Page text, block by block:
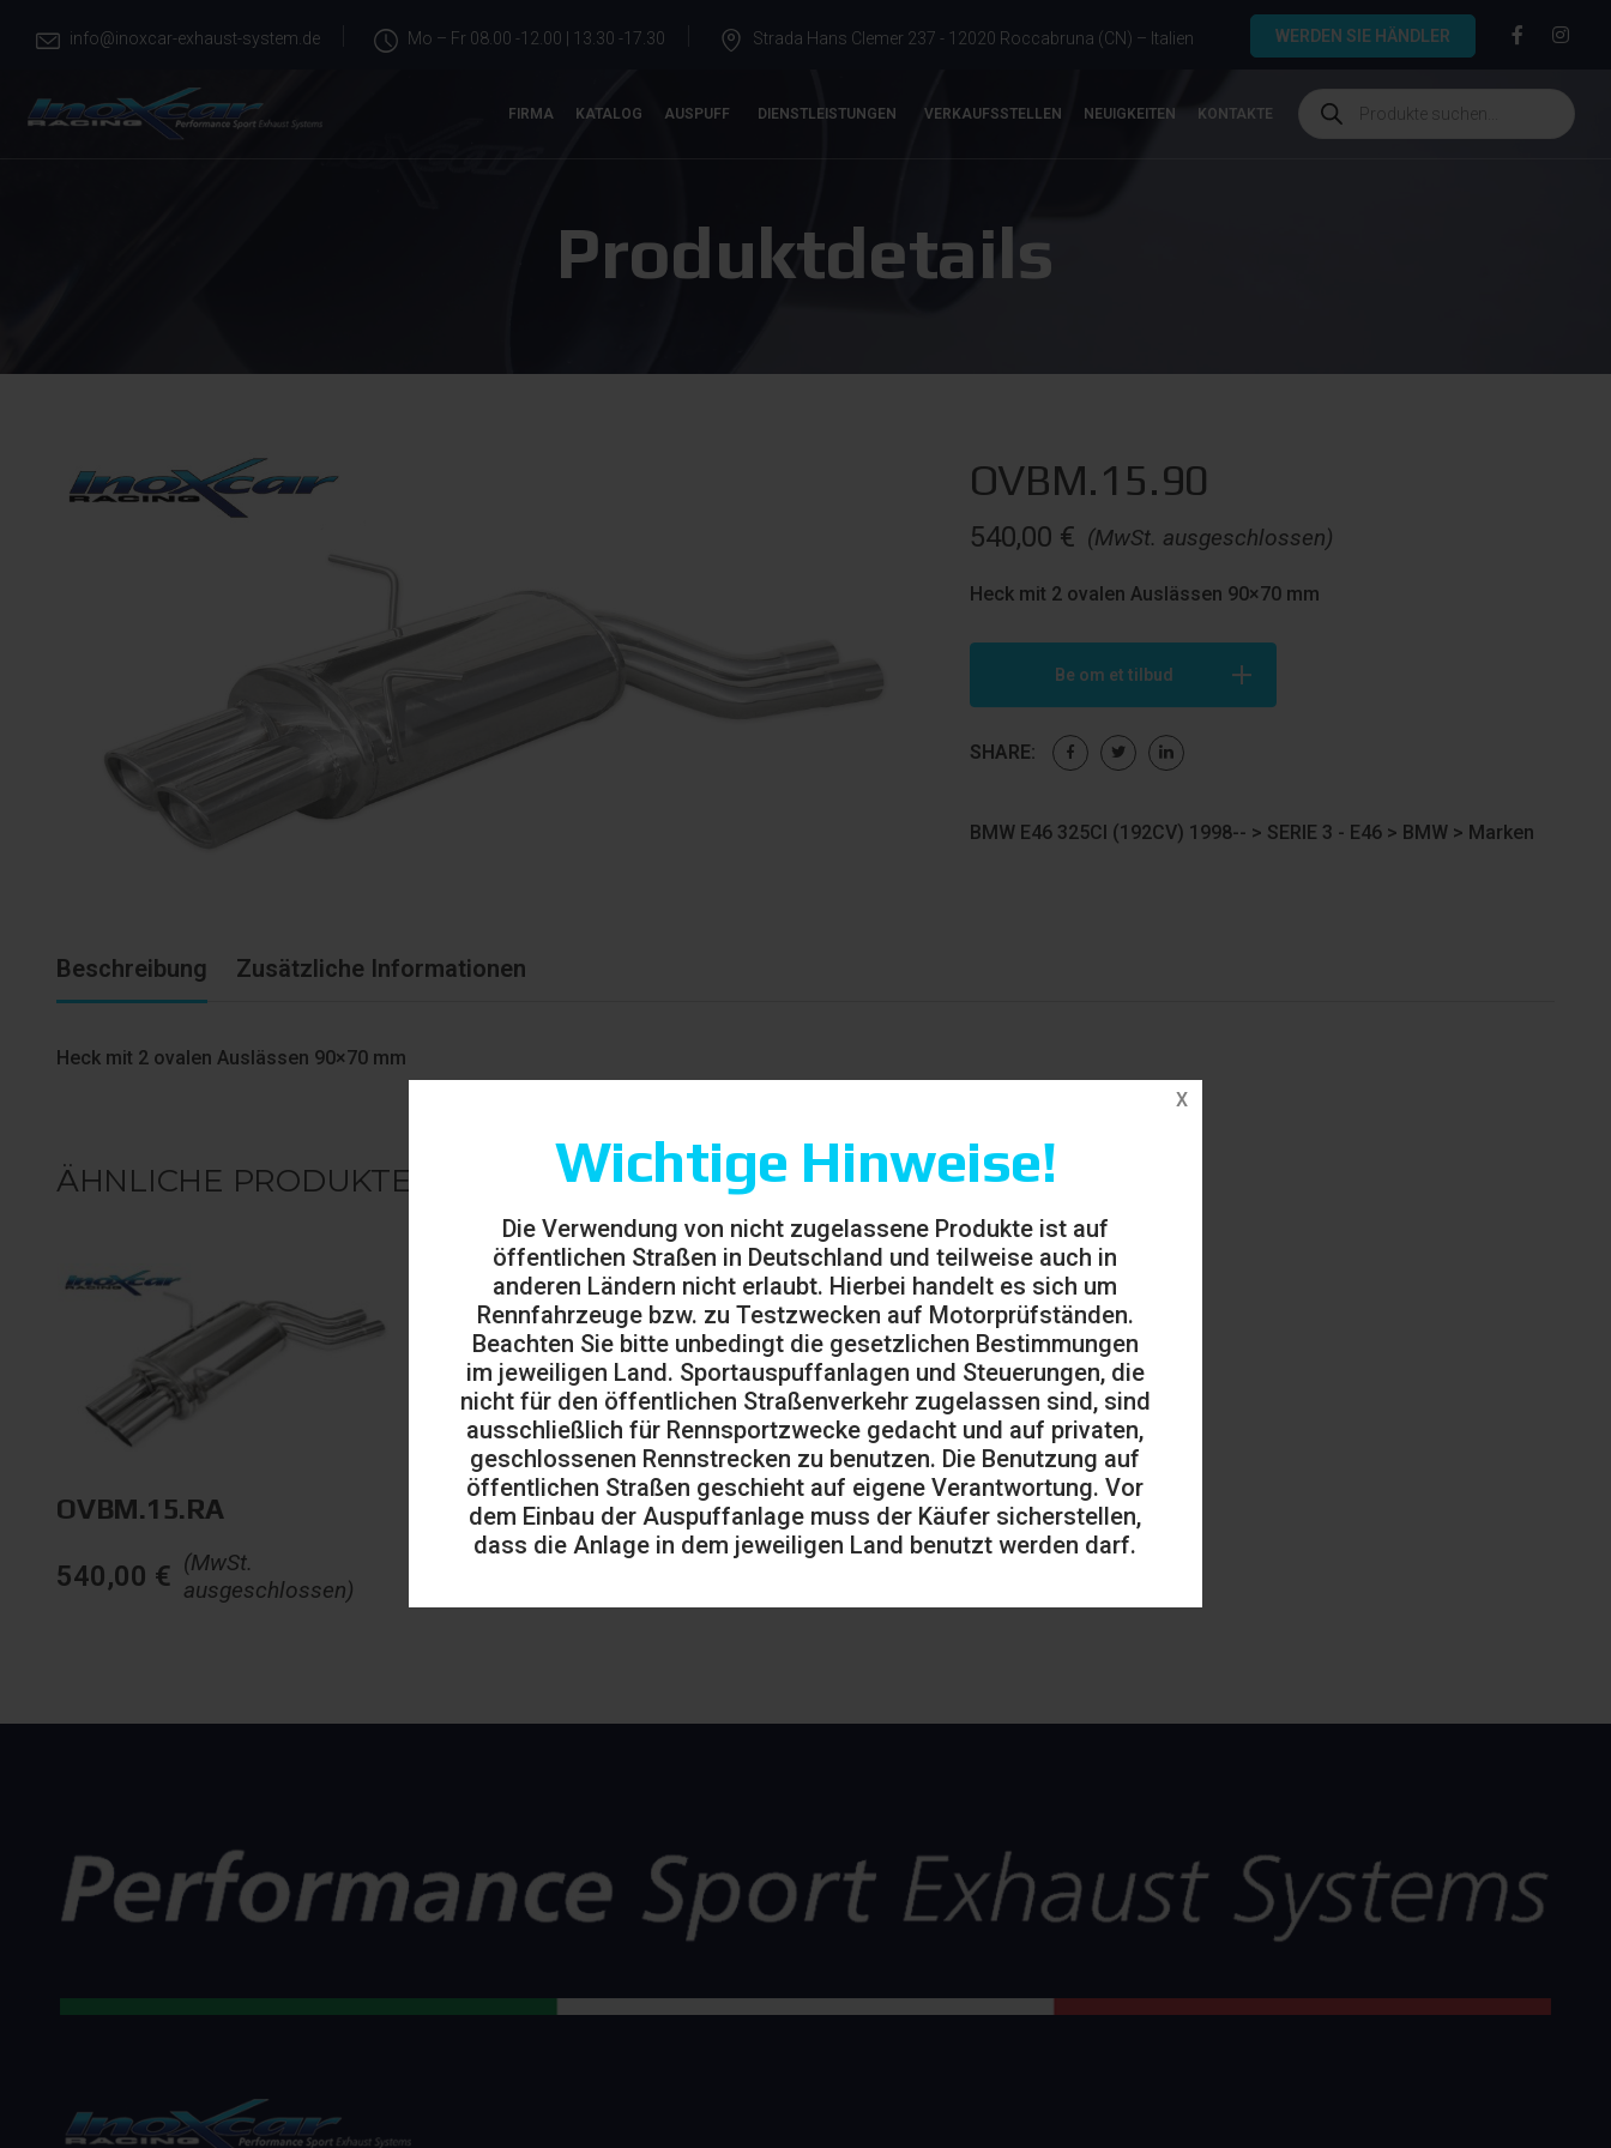
Wichtige Hinweise!
Die Verwendung von nicht zugelassene Produkte ist auf
öffentlichen Straßen in Deutschland und teilweise auch in
anderen Ländern nicht erlaubt. Hierbei handelt es sich um
Rennfahrzeuge bzw. zu Testzwecken auf Motorprüfständen.
Beachten Sie bitte unbedingt die gesetzlichen Bestimmungen
im jeweiligen Land. Sportauspuffanlagen und Steuerungen, die
nicht für den öffentlichen Straßenverkehr zugelassen sind, sind
ausschließlich für Rennsportzwecke gedacht und auf privaten,
geschlossenen Rennstrecken zu benutzen. Die Benutzung auf
öffentlichen Straßen geschieht auf eigene Verantwortung. Vor
dem Einbau der Auspuffanlage muss der Käufer sicherstellen,
dass die Anlage in dem jeweiligen Land benutzt werden darf.
info@inoxcar-exhaust-system.de Mo – Fr 08.00 -12.00 | 13.30 -17.30 Strada Hans Clemer 237 - 12020 Roccabruna (CN) – Italien WERDEN SIE HÄNDLER
FIRMA KATALOG AUSPUFF DIENSTLEISTUNGEN VERKAUFSSTELLEN NEUIGKEITEN KONTAKTE
Produktdetails
OVBM.15.90
(MwSt. ausgeschlossen)
540,00 €
Heck mit 2 ovalen Auslässen 90×70 mm
Be om et tilbud
SHARE:
BMW E46 325CI (192CV) 1998-- > SERIE 3 - E46> BMW> Marken
Beschreibung Zusätzliche Informationen
Heck mit 2 ovalen Auslässen 90×70 mm
ÄHNLICHE PRODUKTE
OVBM.15.RA
(MwSt.
ausgeschlossen)
540,00 €